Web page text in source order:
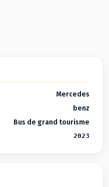
Mercedes
benz
Bus de grand tourisme
2023